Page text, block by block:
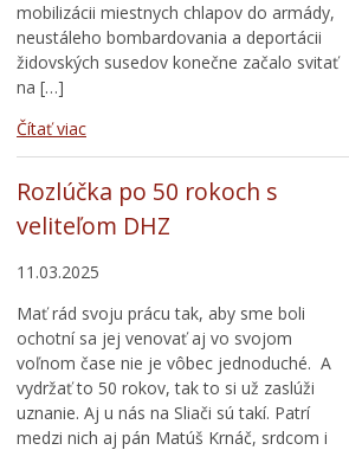
mobilizácii miestnych chlapov do armády,
neustáleho bombardovania a deportácii
židovských susedov konečne začalo svitať
na […]
Čítať viac
Rozlúčka po 50 rokoch s
veliteľom DHZ
11.03.2025
Mať rád svoju prácu tak, aby sme boli
ochotní sa jej venovať aj vo svojom
voľnom čase nie je vôbec jednoduché. A
vydržať to 50 rokov, tak to si už zaslúži
uznanie. Aj u nás na Sliači sú takí. Patrí
medzi nich aj pán Matúš Krnáč, srdcom i